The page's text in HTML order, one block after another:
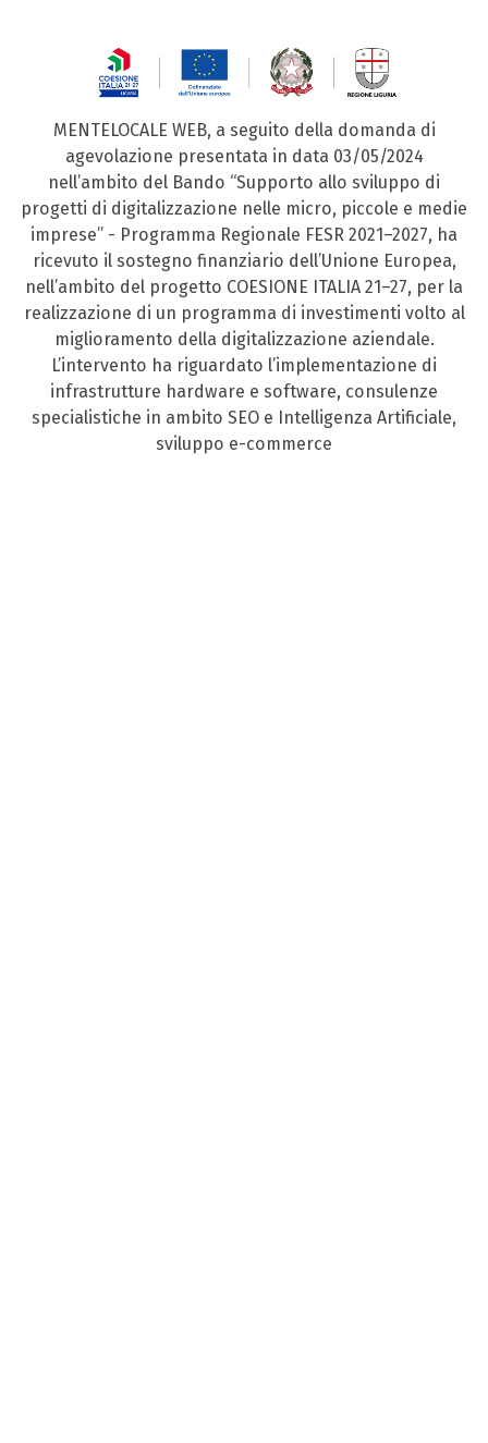
MENTELOCALE WEB, a seguito della domanda di
agevolazione presentata in data 03/05/2024
nell’ambito del Bando “Supporto allo sviluppo di
progetti di digitalizzazione nelle micro, piccole e medie
imprese” - Programma Regionale FESR 2021–2027, ha
ricevuto il sostegno finanziario dell’Unione Europea,
nell’ambito del progetto COESIONE ITALIA 21–27, per la
realizzazione di un programma di investimenti volto al
miglioramento della digitalizzazione aziendale.
L’intervento ha riguardato l’implementazione di
infrastrutture hardware e software, consulenze
specialistiche in ambito SEO e Intelligenza Artificiale,
sviluppo e-commerce